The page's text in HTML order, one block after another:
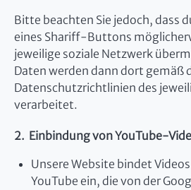
Bitte beachten Sie jedoch, dass
eines Shariff-Buttons
jeweilige soziale Netzwerk
Daten werden dann dort gemäß
Datenschutzrichtlinien des
verarbeitet.
2. Einbindung von YouTube-
Unsere Website bindet
YouTube ein, die von der